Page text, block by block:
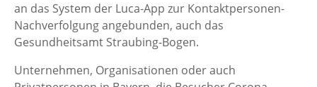
an das System der Luca-App zur Kontaktpersonen-
Nachverfolgung angebunden, auch das
Gesundheitsamt Straubing-Bogen.
Unternehmen, Organisationen oder auch